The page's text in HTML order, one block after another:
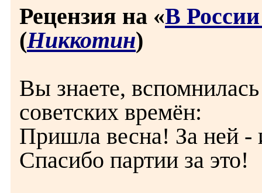
Рецензия на «В
(Никкотин)
Вы знаете,
советских времён:
Пришла весна! За ней -
Спасибо партии за это!